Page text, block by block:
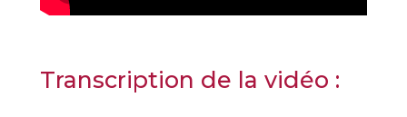
Transcription de la vidéo :